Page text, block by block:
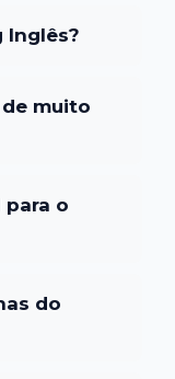
Inglês?
muito
para o
do